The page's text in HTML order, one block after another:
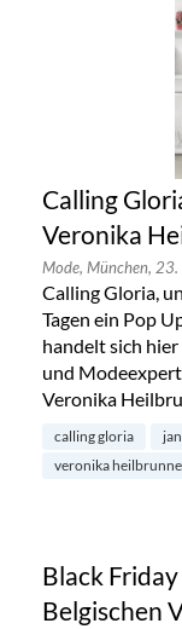
Calling
Veronika
Mode, München, 23.
Calling Gloria,
Tagen ein Pop
handelt sich
und
Veronika
calling gloria
veronika
Black
Belgischen